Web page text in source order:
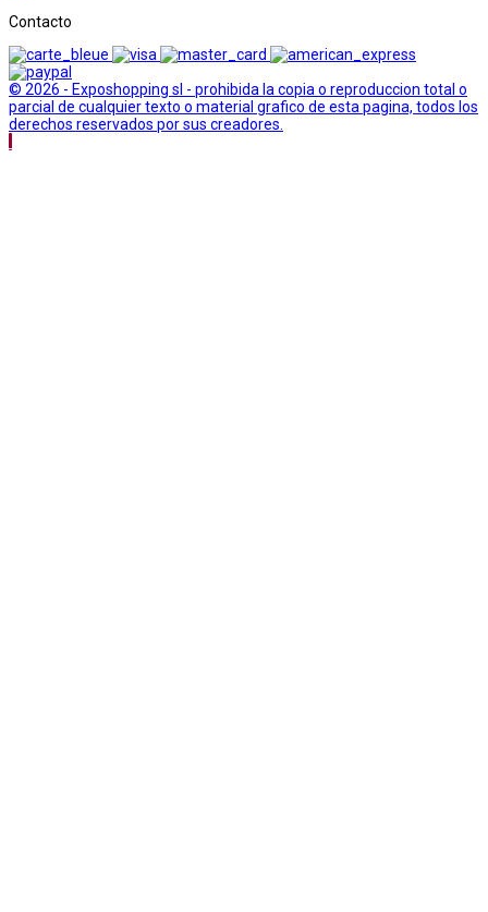
Contacto
© 2026 - Exposhopping sl - prohibida la copia o reproduccion total o
parcial de cualquier texto o material grafico de esta pagina, todos los
derechos reservados por sus creadores.